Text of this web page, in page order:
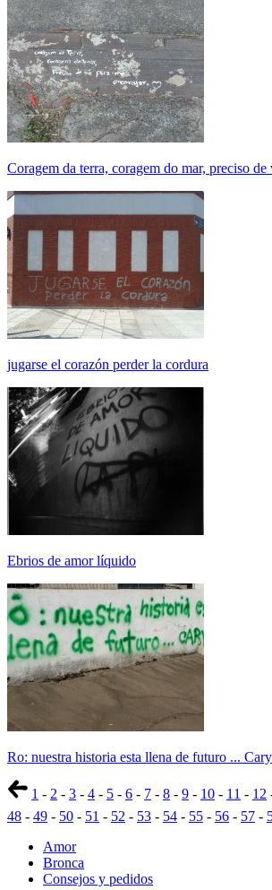
Coragem da terra, coragem do mar, preciso
jugarse el corazón perder la cordura
Ebrios de amor líquido
Ro: nuestra historia esta llena de futuro ...
1 - 2 - 3 - 4 - 5 - 6 - 7 - 8 - 9 - 10 - 11 - 12
48 - 49 - 50 - 51 - 52 - 53 - 54 - 55 - 56 - 57 -
Amor
Bronca
Consejos y pedidos